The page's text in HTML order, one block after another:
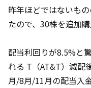
昨年ほどではないも
たので、30株を追加購
配当利回りが8.5%と
れる T（AT&T）減配
月/8月/11月の配当入